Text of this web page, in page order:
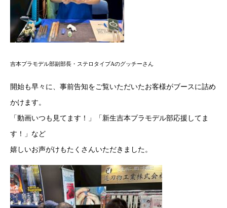
吉本プラモデル部副部長・ステロタイプAのグッチーさん
開始も早々に、事前告知をご覧いただいたお客様がブースに詰め
かけます。
「動画いつも見てます！」「新生吉本プラモデル部応援してま
す！」など
嬉しいお声がけもたくさんいただきました。